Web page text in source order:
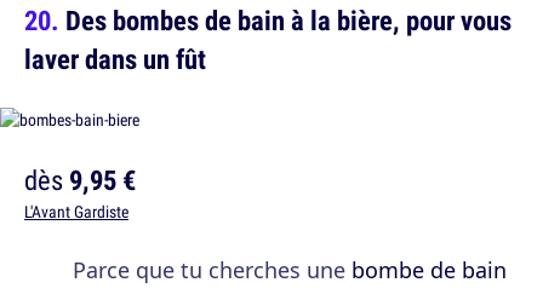
Des bombes de bain à la bière, pour vous
laver dans un fût
dès9,95 €
L'Avant Gardiste
Parce que tu cherches une bombe de bain